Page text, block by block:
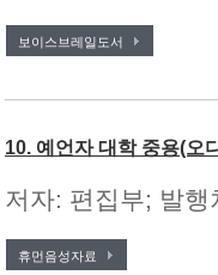
보이스브레일도서
10. 예언자 대학 중용(오
저자: 편집부; 발
휴먼음성자료